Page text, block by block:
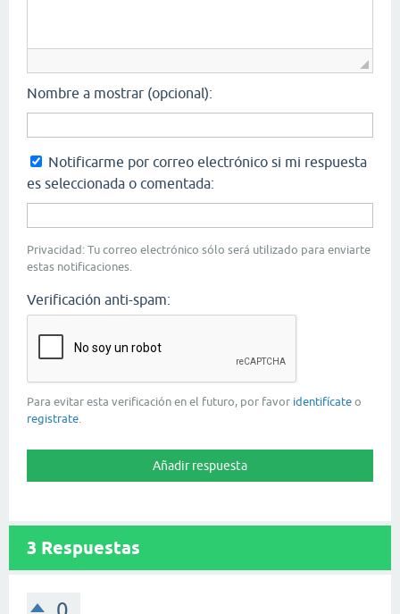
Nombre a mostrar (opcional):
Notificarme por correo electrónico si mi respuesta
es seleccionada o comentada:
Privacidad: Tu correo electrónico sólo será utilizado para enviarte
estas notificaciones.
Verificación anti-spam:
Para evitar esta verificación en el futuro, por favor identifícate o
registrate
3 Respuestas